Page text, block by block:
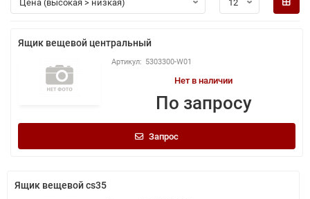
Ящик вещевой центральный
5303300-W01
Нет в наличии
По запросу
Запрос
Ящик вещевой cs35